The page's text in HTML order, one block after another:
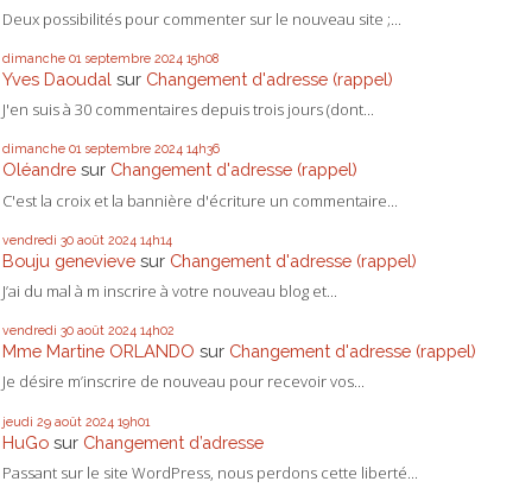
Deux possibilités pour commenter sur le nouveau site ;...
dimanche 01 septembre 2024 15h08
Yves Daoudal sur Changement d'adresse (rappel)
J'en suis à 30 commentaires depuis trois jours (dont...
dimanche 01 septembre 2024 14h36
Oléandre sur Changement d'adresse (rappel)
C'est la croix et la bannière d'écriture un commentaire...
vendredi 30 août 2024 14h14
Bouju genevieve sur Changement d'adresse (rappel)
J’ai du mal à m inscrire à votre nouveau blog et...
vendredi 30 août 2024 14h02
Mme Martine ORLANDO sur Changement d'adresse (rappel)
Je désire m’inscrire de nouveau pour recevoir vos...
jeudi 29 août 2024 19h01
HuGo sur Changement d’adresse
Passant sur le site WordPress, nous perdons cette liberté...